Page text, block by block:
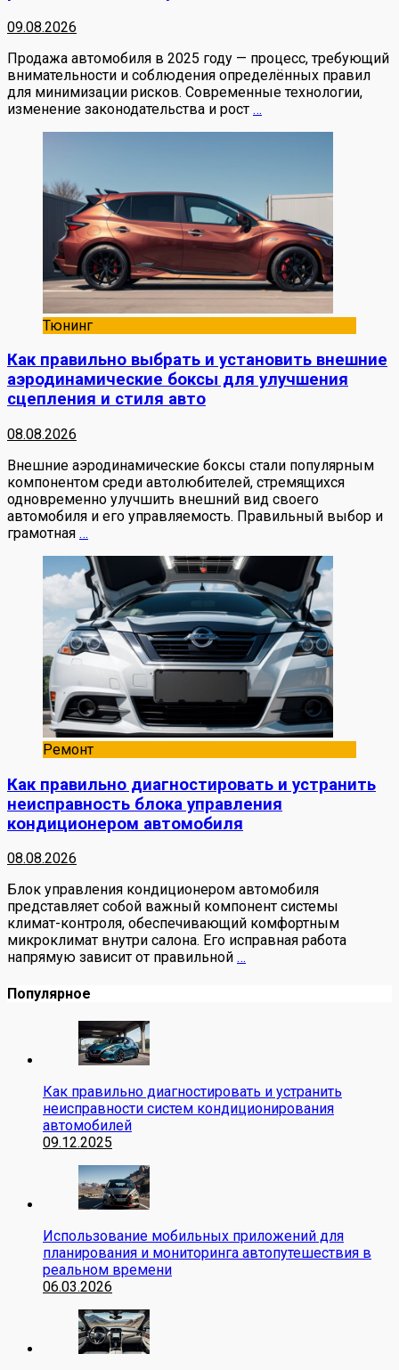
09.08.2026
Продажа автомобиля в 2025 году — процесс, требующий
внимательности и соблюдения определённых правил
для минимизации рисков. Современные технологии,
изменение законодательства и рост …
Тюнинг
Как правильно выбрать и установить внешние
аэродинамические боксы для улучшения
сцепления и стиля авто
08.08.2026
Внешние аэродинамические боксы стали популярным
компонентом среди автолюбителей, стремящихся
одновременно улучшить внешний вид своего
автомобиля и его управляемость. Правильный выбор и
грамотная …
Ремонт
Как правильно диагностировать и устранить
неисправность блока управления
кондиционером автомобиля
08.08.2026
Блок управления кондиционером автомобиля
представляет собой важный компонент системы
климат-контроля, обеспечивающий комфортным
микроклимат внутри салона. Его исправная работа
напрямую зависит от правильной …
Популярное
Как правильно диагностировать и устранить
неисправности систем кондиционирования
автомобилей
09.12.2025
Использование мобильных приложений для
планирования и мониторинга автопутешествия в
реальном времени
06.03.2026